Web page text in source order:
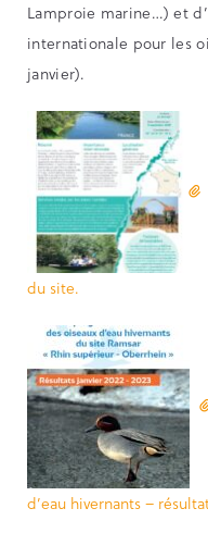
Lamproie marine…) et
internationale pour les
janvier).
du site.
d’eau hivernants –